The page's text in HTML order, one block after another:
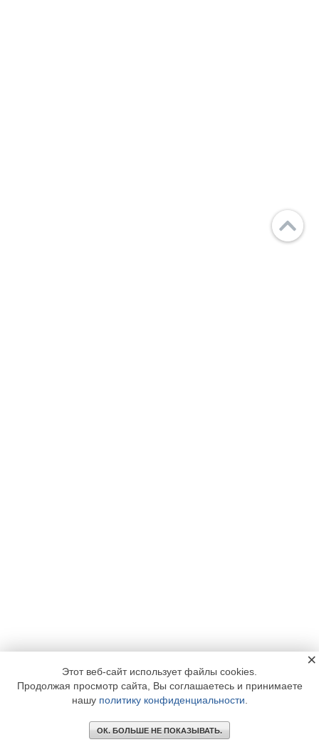
Этот веб-сайт использует файлы cookies.
Продолжая просмотр сайта, Вы соглашаетесь и принимаете
нашу политику конфиденциальности
ОК. БОЛЬШЕ НЕ ПОКАЗЫВАТЬ.
×